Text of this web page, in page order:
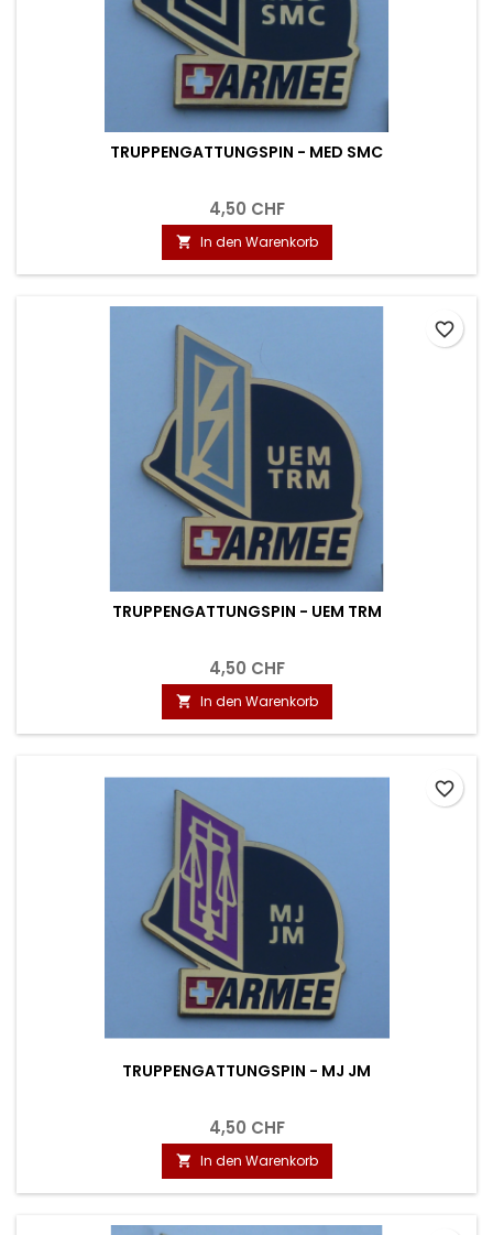
TRUPPENGATTUNGSPIN - MED SMC
4,50 CHF
 In den Warenkorb
TRUPPENGATTUNGSPIN - UEM TRM
4,50 CHF
 In den Warenkorb
favorite_border
TRUPPENGATTUNGSPIN - MJ JM
4,50 CHF
 In den Warenkorb
favorite_border